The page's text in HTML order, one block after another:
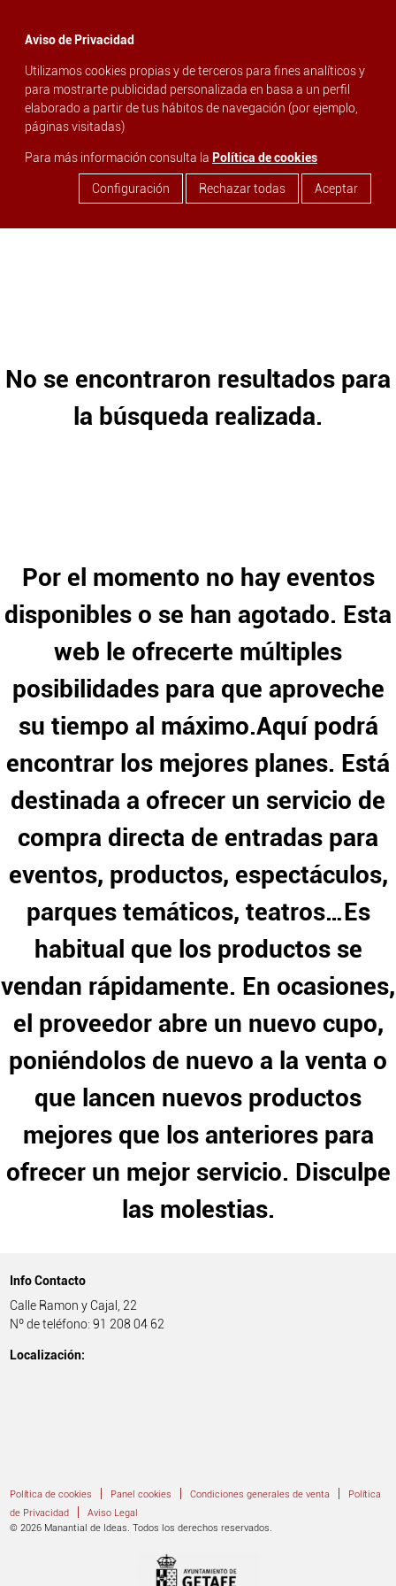
Aviso de Privacidad
Utilizamos cookies propias y de terceros para fines analíticos y
para mostrarte publicidad personalizada en basa a un perfil
elaborado a partir de tus hábitos de navegación (por ejemplo,
páginas visitadas)
Para más información consulta la Política de cookies
Configuración Rechazar todas Aceptar
search
No se encontraron resultados para
la búsqueda realizada.
Por el momento no hay eventos
disponibles o se han agotado. Esta
web le ofrecerte múltiples
posibilidades para que aproveche
su tiempo al máximo.Aquí podrá
encontrar los mejores planes. Está
destinada a ofrecer un servicio de
compra directa de entradas para
eventos, productos, espectáculos,
parques temáticos, teatros…Es
habitual que los productos se
vendan rápidamente. En ocasiones,
el proveedor abre un nuevo cupo,
poniéndolos de nuevo a la venta o
que lancen nuevos productos
mejores que los anteriores para
ofrecer un mejor servicio. Disculpe
las molestias.
Info Contacto
Calle Ramon y Cajal, 22
Nº de teléfono: 91 208 04 62
Localización:
Política de cookies Panel cookies Condiciones generales de venta
Política
de Privacidad|
Aviso Legal
© 2026 Manantial de Ideas. Todos los derechos reservados.